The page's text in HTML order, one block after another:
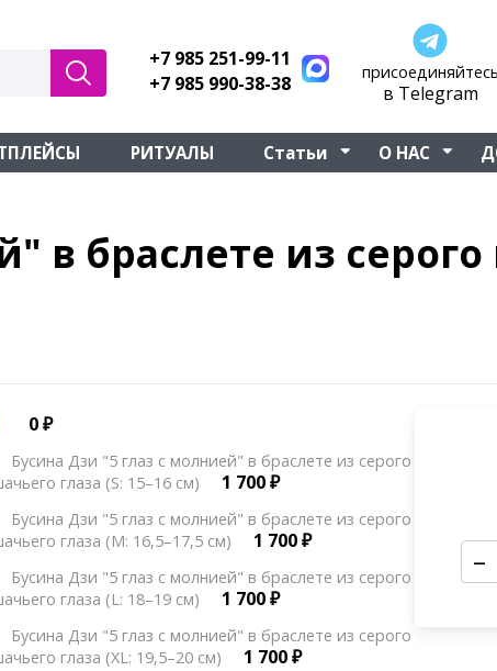
+7 985 251-99-11
+7 985 990-38-38
присоединяйтесь
в Telegram
РИТУАЛЫ Статьи О НАС
в браслете из
0₽
Бусина Дзи "5 глаз с молнией" в браслете из серого
глаза (S: 15–16 см)
1 700₽
Бусина Дзи "5 глаз с молнией" в браслете из серого
глаза (М: 16,5–17,5 см)
1 700₽
Бусина Дзи "5 глаз с молнией" в браслете из серого
глаза (L: 18–19 см)
1 700₽
Бусина Дзи "5 глаз с молнией" в браслете из серого
глаза (XL: 19,5–20 см)
1 700₽
–